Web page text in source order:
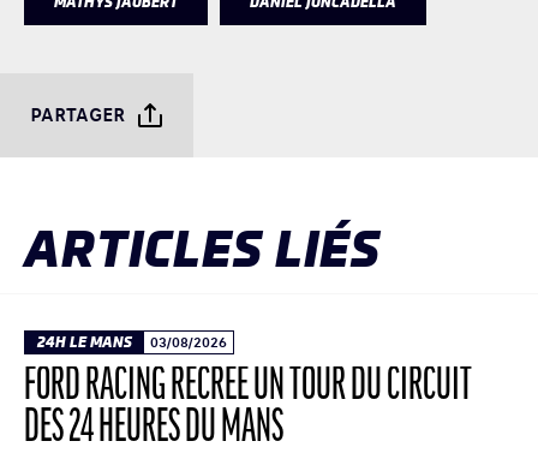
PARTAGER
ARTICLES LIÉS
24H LE MANS 03/08/2026
FORD RACING RECRÉE UN TOUR DU CIRCUIT
DES 24 HEURES DU MANS